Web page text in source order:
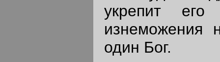
укрепит
изнеможения
один Бог.